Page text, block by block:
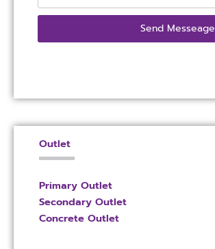
Send Messeage
Outlet
Primary Outlet
Secondary Outlet
Concrete Outlet